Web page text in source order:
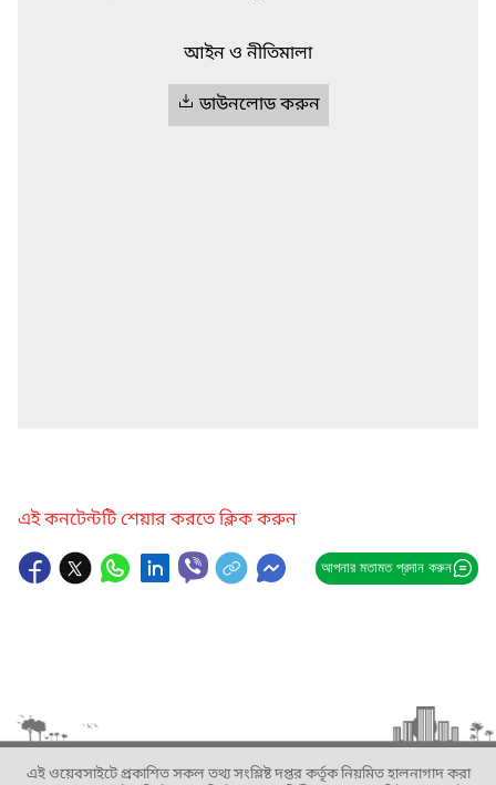
আইন ও নীতিমালা
ডাউনলোড করুন
এই কনটেন্টটি শেয়ার করতে ক্লিক করুন
আপনার মতামত প্রদান করুন
এই ওয়েবসাইটে প্রকাশিত সকল তথ্য সংশ্লিষ্ট দপ্তর কর্তৃক নিয়মিত হালনাগাদ করা